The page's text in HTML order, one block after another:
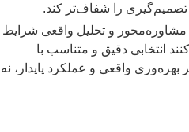
تصمیم‌گیری را شفاف‌تر کند.
مشاوره‌محور و تحلیل واقعی شرایط
دقیق و متناسب با
بهره‌وری واقعی و عملکرد پایدار، نه